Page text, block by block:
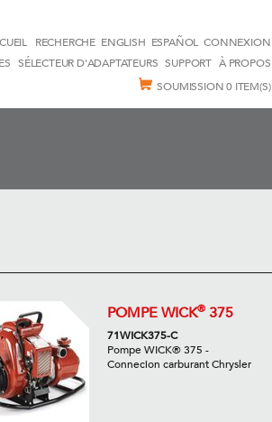
RECHERCHE ENGLISH ESPAÑOL CONNEXION
SÉLECTEUR D'ADAPTATEURS SUPPORT À PROPOS
SOUMISSION0 ITEM(S)
POMPE WICK®375
71WICK375-C
Pompe WICK® 375 -
Connecion carburant Chrysler